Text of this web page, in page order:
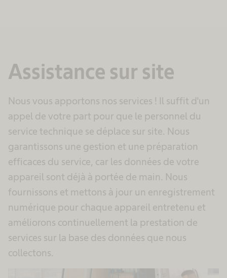
Assistance sur site
Nous vous apportons nos services ! Il suffit d'un
appel de votre part pour que le personnel du
service technique se déplace sur site. Nous
garantissons une gestion et une préparation
efficaces du service, car les données de votre
appareil sont déjà à portée de main. Nous
fournissons et mettons à jour un enregistrement
numérique pour chaque appareil entretenu et
améliorons continuellement la prestation de
services sur la base des données que nous
collectons.